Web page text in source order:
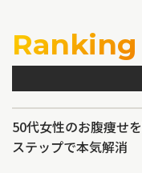
Ranking
50代女性のお腹痩せ
ステップで本気解消